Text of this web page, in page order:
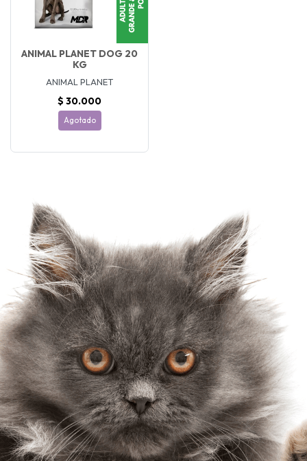
ANIMAL PLANET DOG 20
KG
ANIMAL PLANET
$ 30.000
Agotado